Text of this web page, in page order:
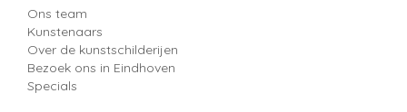
Ons team
Kunstenaars
Over de kunstschilderijen
Bezoek ons in Eindhoven
Specials